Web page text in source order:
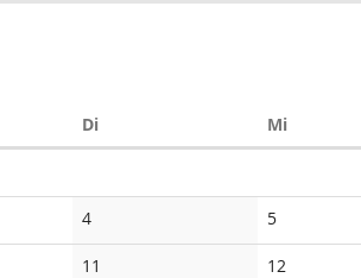
auswählen
DiDienstag MiMittwoch
4 5
11 12